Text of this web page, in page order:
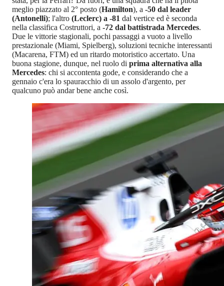
meglio piazzato al 2° posto (Hamilton), a -50 dal leader
(Antonelli); l'altro (Leclerc) a -81 dal vertice ed è seconda
nella classifica Costruttori, a -72 dal battistrada Mercedes.
Due le vittorie stagionali, pochi passaggi a vuoto a livello
prestazionale (Miami, Spielberg), soluzioni tecniche interessanti
(Macarena, FTM) ed un ritardo motoristico accertato. Una
buona stagione, dunque, nel ruolo di prima alternativa alla
Mercedes: chi si accontenta gode, e considerando che a
gennaio c'era lo spauracchio di un assolo d'argento, per
qualcuno può andar bene anche così.